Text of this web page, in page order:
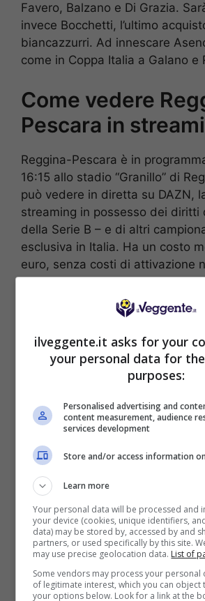
Favero, Balzano e Di Grazia.
invece Bocchetti, l’ultimo
biancazzurri. Ad innescare
come in Coppa Italia a Galano e
Come vedere
Pescara in
Reggina-Pescara è in
16:15 allo stadio “Granillo” di
può vedere in diretta su DAZN,
streaming in possesso dei diritti
della Serie B – e di altri
esclusiva in Italia. Ha un costo
euro, senza costi di attivazione
disattivazione.
diretta
Il pronostico
La Reggina è favorita in una
tutte e due le squadre
almeno una rete.
Le probabili
Reggina-Pescara
REGGINA (3-4-1-2):Plizzari;
Rossi; Rolando, Bianchi,
Bellomo; Denis, Lafferty.
ilveggente.it asks for your
your personal data for
purposes:
Personalised advertising and
content measurement, audience
services development
Store and/or access information
Learn more
Your personal data will be processed and
your device (cookies, unique identifiers,
data) may be stored by, accessed by and
partners, or used specifically by this site.
may use precise geolocation data. List of
Some vendors may process your personal
of legitimate interest, which you can object
your options below. Look for a link at the